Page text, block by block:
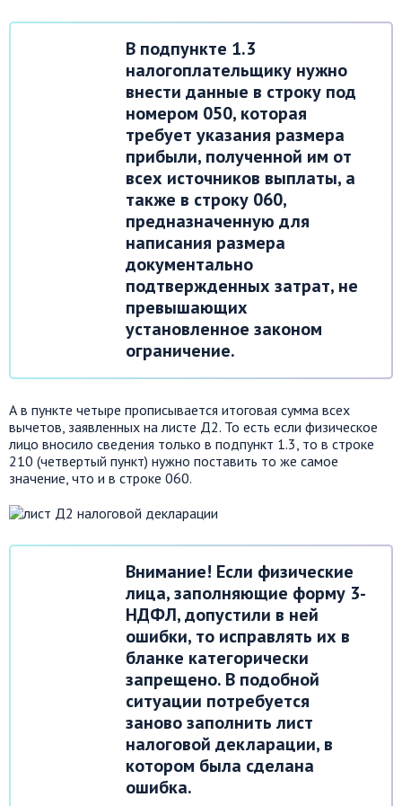
В подпункте 1.3
налогоплательщику нужно
внести данные в строку под
номером 050, которая
требует указания размера
прибыли, полученной им от
всех источников выплаты, а
также в строку 060,
предназначенную для
написания размера
документально
подтвержденных затрат, не
превышающих
установленное законом
ограничение.
А в пункте четыре прописывается итоговая сумма всех
вычетов, заявленных на листе Д2. То есть если физическое
лицо вносило сведения только в подпункт 1.3, то в строке
210 (четвертый пункт) нужно поставить то же самое
значение, что и в строке 060.
Внимание! Если физические
лица, заполняющие форму 3-
НДФЛ, допустили в ней
ошибки, то исправлять их в
бланке категорически
запрещено. В подобной
ситуации потребуется
заново заполнить лист
налоговой декларации, в
котором была сделана
ошибка.